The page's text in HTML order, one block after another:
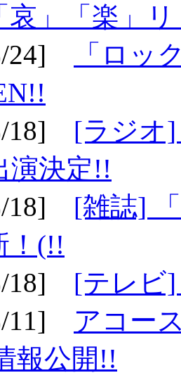
哀」「楽」
24]
「ロッ
18] [ラジオ
演決定!!
18] [雑誌]
！(!!
18] [テレビ
11] アコー
報公開!!